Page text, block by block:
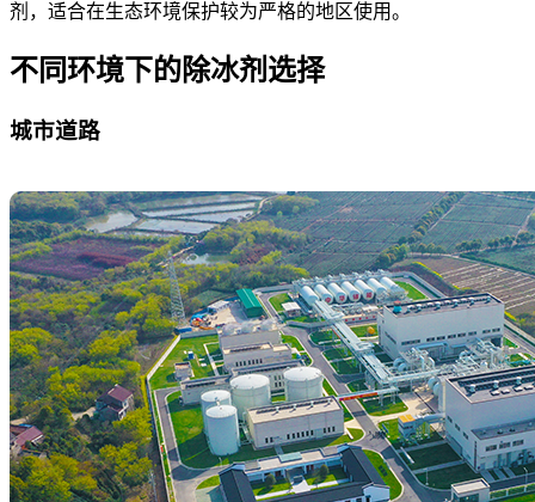
剂，适合在生态环境保护较为严格的地区使用。
不同环境下的除冰剂选择
城市道路